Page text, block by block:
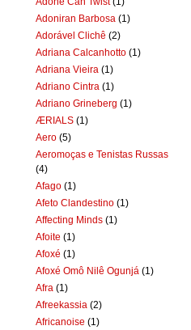
Adoniran Barbosa (1)
Adorável Clichê (2)
Adriana Calcanhotto (1)
Adriana Vieira (1)
Adriano Cintra (1)
Adriano Grineberg (1)
ÆRIALS (1)
Aero (5)
Aeromoças e Tenistas Russas
(4)
Afago (1)
Afeto Clandestino (1)
Affecting Minds (1)
Afoite (1)
Afoxé (1)
Afoxé Omô Nilê Ogunjá (1)
Afra (1)
Afreekassia (2)
Africanoise (1)